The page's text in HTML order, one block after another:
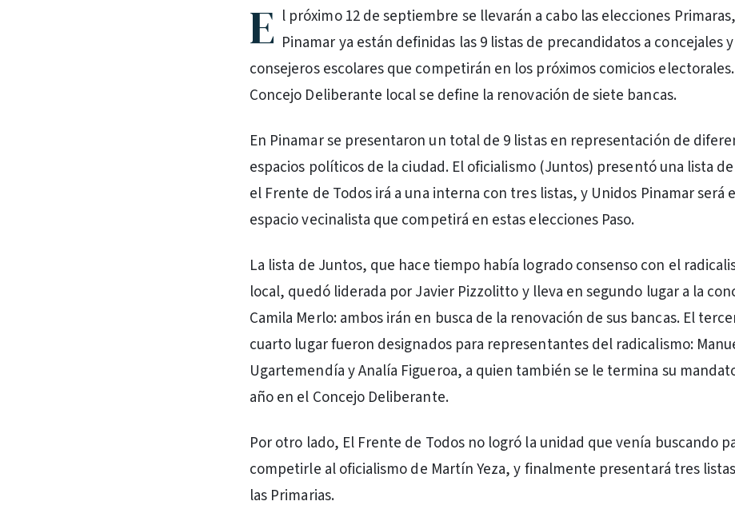
E l próximo 12 de septiembre se llevarán a cabo las elecciones
Pinamar ya están definidas las 9 listas de precandidatos a concejales y
consejeros escolares que competirán en los próximos comicios
Concejo Deliberante local se define la renovación de siete bancas.
En Pinamar se presentaron un total de 9 listas en representación de
espacios políticos de la ciudad. El oficialismo (Juntos) presentó una lista
el Frente de Todos irá a una interna con tres listas, y Unidos Pinamar será
espacio vecinalista que competirá en estas elecciones Paso.
La lista de Juntos, que hace tiempo había logrado consenso con el
local, quedó liderada por Javier Pizzolitto y lleva en segundo lugar a la
Camila Merlo: ambos irán en busca de la renovación de sus bancas. El
cuarto lugar fueron designados para representantes del radicalismo:
Ugartemendía y Analía Figueroa, a quien también se le termina su
año en el Concejo Deliberante.
Por otro lado, El Frente de Todos no logró la unidad que venía buscando
competirle al oficialismo de Martín Yeza, y finalmente presentará tres
las Primarias.